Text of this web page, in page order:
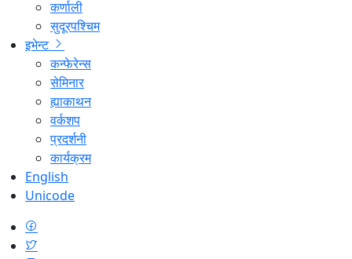
कर्णाली
सुदूरपश्चिम
इभेन्ट
कन्फेरेन्स
सेमिनार
ह्याकाथन
वर्कशप
प्रदर्शनी
कार्यक्रम
English
Unicode